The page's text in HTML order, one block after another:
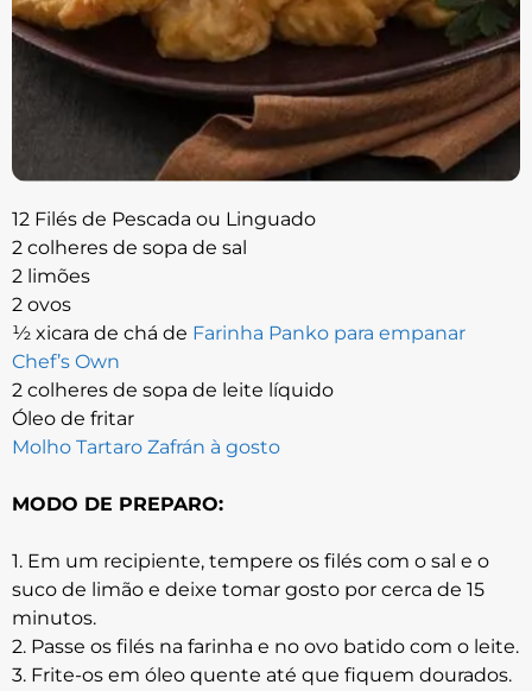
12 Filés de Pescada ou Linguado
2 colheres de sopa de sal
2 limões
2 ovos
½ xicara de chá de Farinha Panko para empanar
Chef’s Own
2 colheres de sopa de leite líquido
Óleo de fritar
Molho Tartaro Zafrán à gosto
MODO DE PREPARO:
1. Em um recipiente, tempere os filés com o sal e o
suco de limão e deixe tomar gosto por cerca de 15
minutos.
2. Passe os filés na farinha e no ovo batido com o leite.
3. Frite-os em óleo quente até que fiquem dourados.